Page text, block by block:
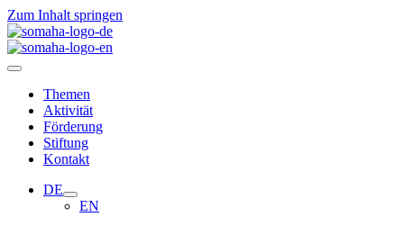
Zum Inhalt springen
Themen
Aktivität
Förderung
Stiftung
Kontakt
DE
EN